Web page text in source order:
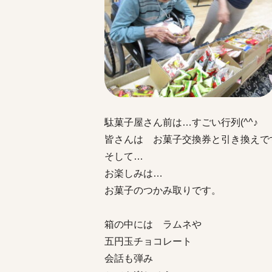
駄菓子屋さん前は…すごい行列(^^♪
皆さんは お菓子交換券と引き換えで
そして…
お楽しみは…
お菓子のつかみ取りです。
箱の中には ラムネや
五円玉チョコレート
会話も弾み